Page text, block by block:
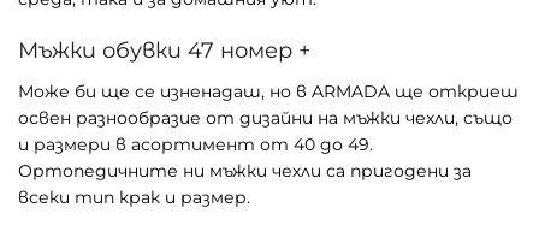
Мъжки обувки 47 номер +
Може би ще се изненадаш, но в ARMADA ще откриеш
освен разнообразие от дизайни на мъжки чехли, също
и размери в асортимент от 40 до 49.
Ортопедичните ни мъжки чехли са пригодени за
всеки тип крак и размер.